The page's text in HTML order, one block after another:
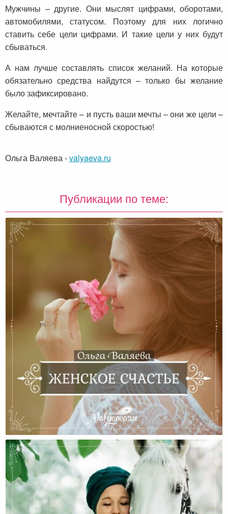
Мужчины – другие. Они мыслят цифрами, оборотами,
автомобилями, статусом. Поэтому для них логично
ставить себе цели цифрами. И такие цели у них будут
сбываться.
А нам лучше составлять список желаний. На которые
обязательно средства найдутся – только бы желание
было зафиксировано.
Желайте, мечтайте – и пусть ваши мечты – они же цели –
сбываются с молниеносной скоростью!
Ольга Валяева-valyaeva.ru
Публикации по теме:
Женское Счастье